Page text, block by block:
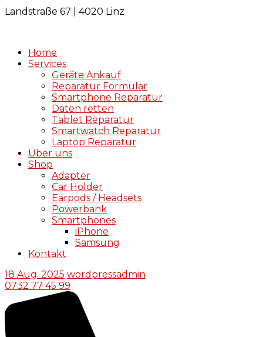
Landstraße 67 | 4020 Linz
Home
Services
Geräte Ankauf
Reparatur Formular
Smartphone Reparatur
Daten retten
Tablet Reparatur
Smartwatch Reparatur
Laptop Reparatur
Über uns
Shop
Adapter
Car Holder
Earpods / Headsets
Powerbank
Smartphones
iPhone
Samsung
Kontakt
18 Aug. 2025 wordpressadmin
0732 77 45 99